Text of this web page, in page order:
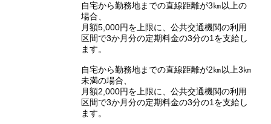
自宅から勤務地までの直線距離が3㎞以上の
場合、
月額5,000円を上限に、公共交通機関の利用
区間で3か月分の定期料金の3分の1を支給し
ます。
自宅から勤務地までの直線距離が2㎞以上3㎞
未満の場合、
月額2,000円を上限に、公共交通機関の利用
区間で3か月分の定期料金の3分の1を支給し
ます。